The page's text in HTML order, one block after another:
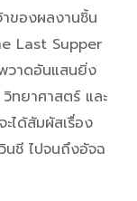
ของผลงานชิ้น
Last Supper
วาดอันแสนยิ่ง
ทยาศาสตร์ และ
ได้สัมผัสเรื่อง
นชี ไปจนถึงอัจฉ